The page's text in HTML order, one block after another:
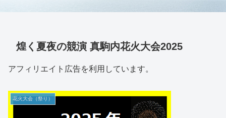
煌く夏夜の競演 真駒内花火大会2025
アフィリエイト広告を利用しています。
花火大会（祭り）